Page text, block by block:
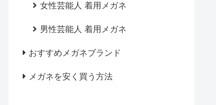
女性芸能人 着用メガネ
男性芸能人 着用メガネ
おすすめメガネブランド
メガネを安く買う方法